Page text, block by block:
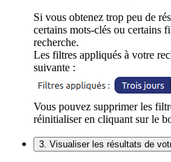
Si vous obtenez trop peu de
certains mots-clés ou certains
recherche.
Les filtres appliqués à votre
suivante :
Vous pouvez supprimer les
réinitialiser en cliquant sur le
3. Visualiser les résultats de